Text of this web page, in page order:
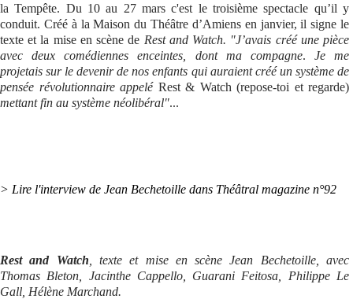
la Tempête. Du 10 au 27 mars c'est le troisième spectacle qu’il y
conduit. Créé à la Maison du Théâtre d’Amiens en janvier, il signe le
texte et la mise en scène de Rest and Watch. "J’avais créé une pièce
avec deux comédiennes enceintes, dont ma compagne. Je me
projetais sur le devenir de nos enfants qui auraient créé un système de
pensée révolutionnaire appelé Rest & Watch (repose-toi et regarde)
mettant fin au système néolibéral"...
> Lire l'interview de Jean Bechetoille dans Théâtral magazine n°92
Rest and Watch , texte et mise en scène Jean Bechetoille, avec
Thomas Bleton, Jacinthe Cappello, Guarani Feitosa, Philippe Le
Gall, Hélène Marchand.